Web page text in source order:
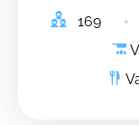
169